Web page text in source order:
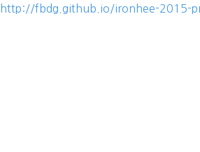
http://fbdg.github.io/ironhee-2015-